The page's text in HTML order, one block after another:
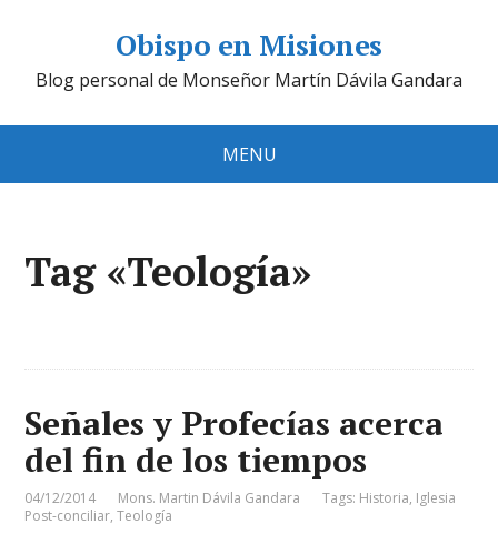
Obispo en Misiones
Blog personal de Monseñor Martín Dávila Gandara
MENU
Tag «Teología»
Señales y Profecías acerca
del fin de los tiempos
04/12/2014 Mons. Martin Dávila Gandara Tags: Historia, Iglesia
Post-conciliar,Teología